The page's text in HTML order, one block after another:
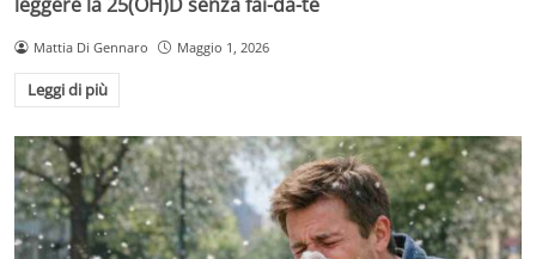
Mattia Di Gennaro Maggio 1, 2026
Leggi di più